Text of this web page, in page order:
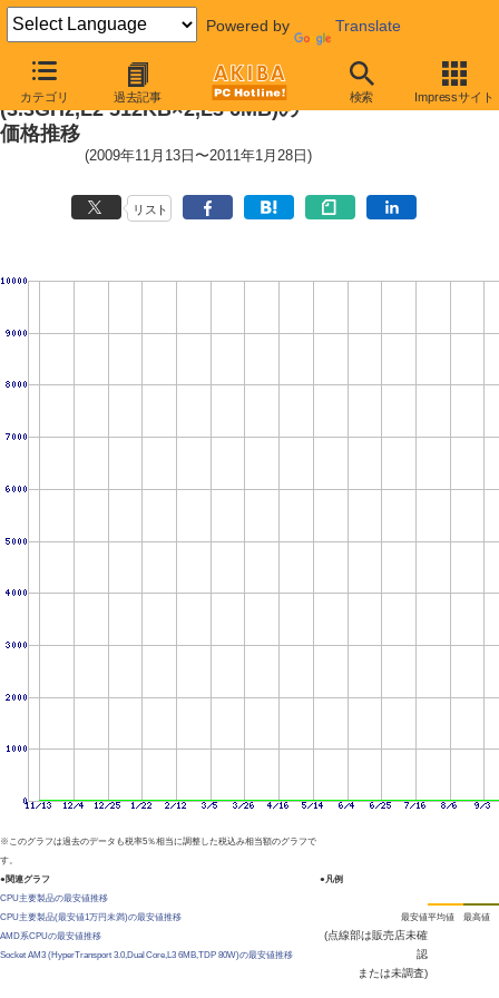
Powered by Translate
カテゴリ 過去記事 検索 Impressサイト
Phenom II X2 560 Black Edition
(3.3GHz,L2 512KB×2,L3 6MB)の
価格推移
(2009年11月13日〜2011年1月28日)
リスト
※このグラフは過去のデータも税率5％相当に調整した税込み相当額のグラフで
す。
●関連グラフ
CPU主要製品の最安値推移
CPU主要製品(最安値1万円未満)の最安値推移
AMD系CPUの最安値推移
Socket AM3 (HyperTransport 3.0,Dual Core,L3 6MB,TDP 80W)の最安値推移
●凡例
最安値
(点線部は販売店未確
認
または未調査)
平均値 最高値